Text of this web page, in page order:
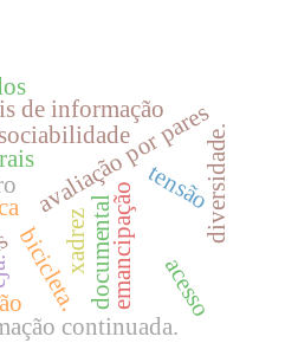
avaliação por pares
documental
de informação
diversidade.
continuada.
bicicleta.
xadrez
tensão
emancipação acesso